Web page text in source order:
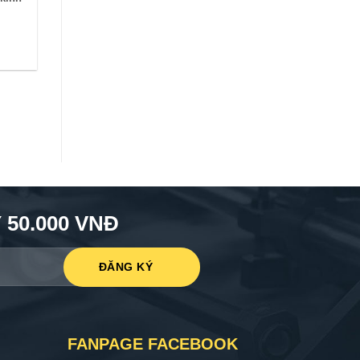
VNĐ
FANPAGE FACEBOOK